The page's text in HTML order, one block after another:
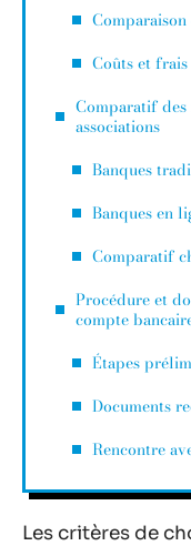
Coûts et frais
Comparatif
associations
Banques
Banques en
Comparatif
Procédure et
compte
Étapes
Documents
Rencontre
Les critères de